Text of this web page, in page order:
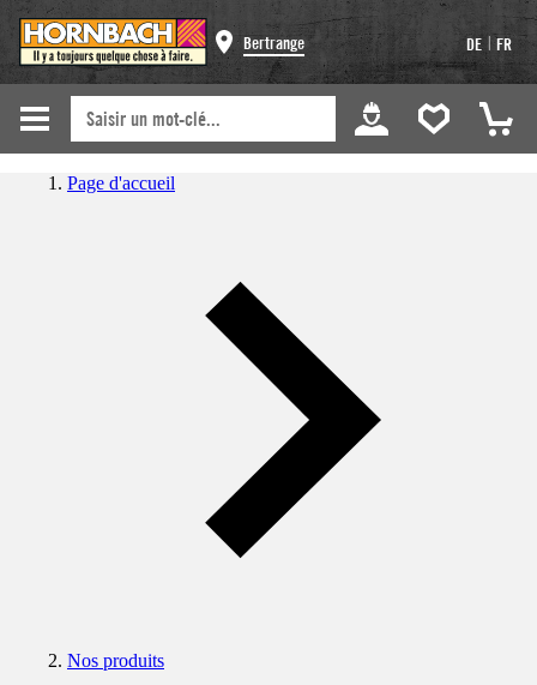
Bertrange DE | FR
Page d'accueil
Nos produits